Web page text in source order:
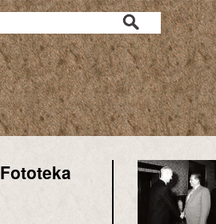
Fototeka